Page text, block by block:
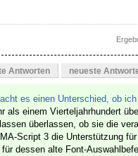
Antworten neueste
es einen Unterschied, ob ich
als einem Vierteljahrhundert
überlassen, ob sie die
Script 3 die Unterstützung für
dessen alte Font-